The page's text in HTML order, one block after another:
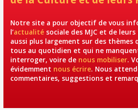
Notre site a pour objectif de vous
l’actualité sociale des MJC et de
aussi plus largement sur des thèmes
tous au quotidien et qui ne
interroger, voire de nous mobiliser.
évidemment nous écrire. Nous
commentaires, suggestions et